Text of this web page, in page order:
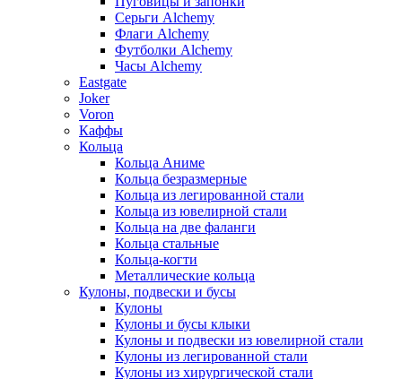
Серьги Alchemy
Флаги Alchemy
Футболки Alchemy
Часы Alchemy
Eastgate
Joker
Voron
Каффы
Кольца
Кольца Аниме
Кольца безразмерные
Кольца из легированной стали
Кольца из ювелирной стали
Кольца на две фаланги
Кольца стальные
Кольца-когти
Металлические кольца
Кулоны, подвески и бусы
Кулоны
Кулоны и бусы клыки
Кулоны и подвески из ювелирной стали
Кулоны из легированной стали
Кулоны из хирургической стали